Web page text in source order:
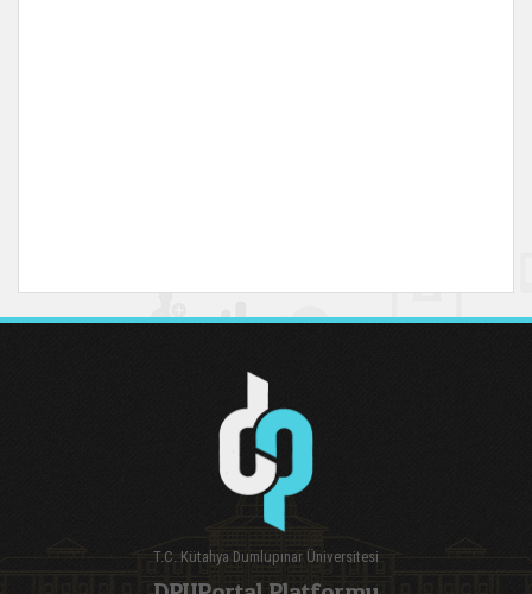
T.C. Kütahya Dumlupınar Üniversitesi